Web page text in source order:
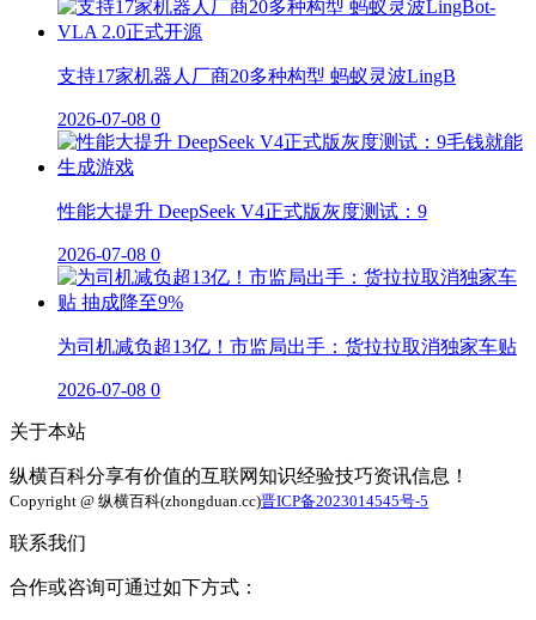
支持17家机器人厂商20多种构型 蚂蚁灵波LingB
2026-07-08 0
性能大提升 DeepSeek V4正式版灰度测试：9
2026-07-08 0
为司机减负超13亿！市监局出手：货拉拉取消独家车贴
2026-07-08 0
关于本站
纵横百科分享有价值的互联网知识经验技巧资讯信息！
Copyright @ 纵横百科(zhongduan.cc)晋ICP备2023014545号-5
联系我们
合作或咨询可通过如下方式：